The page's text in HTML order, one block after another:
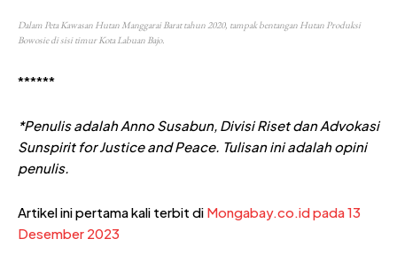
Dalam Peta Kawasan Hutan Manggarai Barat tahun 2020, tampak bentangan Hutan Produksi
Bowosie di sisi timur Kota Labuan Bajo.
******
*Penulis adalah Anno Susabun, Divisi Riset dan Advokasi
Sunspirit for Justice and Peace. Tulisan ini adalah opini
penulis.
Artikel ini pertama kali terbit di Mongabay.co.id pada 13
Desember 2023